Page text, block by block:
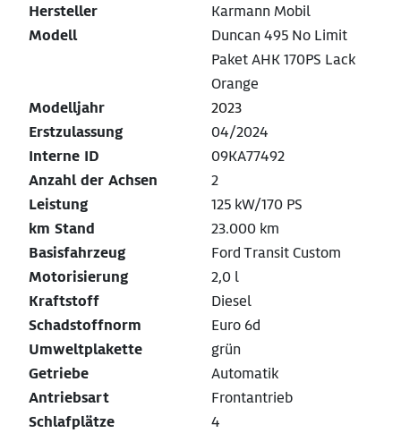
Hersteller
Karmann Mobil
Modell
Duncan 495 No Limit
Paket AHK 170PS Lack
Orange
Modelljahr
2023
Erstzulassung
04/2024
Interne ID
09KA77492
Anzahl der Achsen
2
Leistung
125 kW/170 PS
km Stand
23.000 km
Basisfahrzeug
Ford Transit Custom
Motorisierung
2,0 l
Kraftstoff
Diesel
Schadstoffnorm
Euro 6d
Umweltplakette
grün
Getriebe
Automatik
Antriebsart
Frontantrieb
Schlafplätze
4